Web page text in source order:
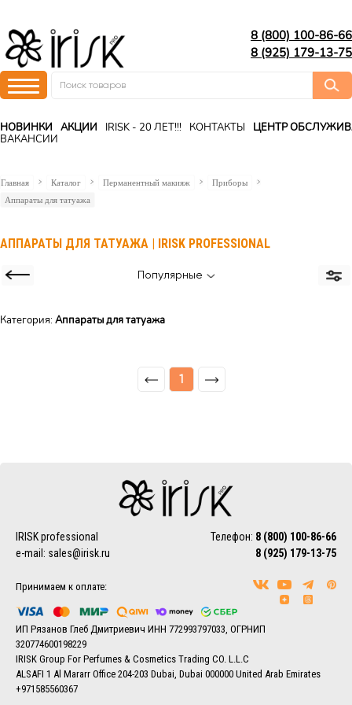
8 (800) 100-86-66
8 (925) 179-13-75
НОВИНКИ АКЦИИ IRISK - 20 ЛЕТ!!! КОНТАКТЫ
ЦЕНТР
ВАКАНСИИ
Главная Каталог Перманентный макияж
Приборы
Аппараты для татуажа
АППАРАТЫ ДЛЯ ТАТУАЖА | IRISK PROFESSIONAL
Популярные
Категория: Аппараты для татуажа
1
IRISK professional Телефон: 8 (800) 100-86-66
8 (925) 179-13-75
e-mail: sales@irisk.ru
Принимаем к оплате:
ИП Рязанов Глеб Дмитриевич ИНН 772993797033, ОГРНИП
320774600198229
IRISK Group For Perfumes & Cosmetics Trading CO. L.L.C
ALSAFI 1 Al Mararr Office 204-203 Dubai, Dubai 000000 United Arab Emirates
+971585560367